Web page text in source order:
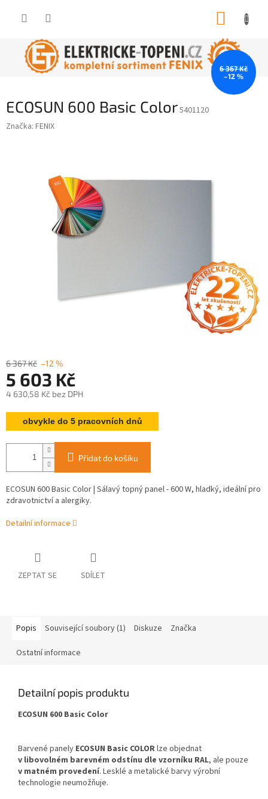
ECOSUN 600 Basic Color5401120
Značka: FENIX
6 367 Kč
–12 %
6 367 Kč –12 %
5 603 Kč
4 630,58 Kč bez DPH
Měrná
cena:obvykle do 5 pracovních dnů
Přidat do košíku
ECOSUN 600 Basic Color | Sálavý topný panel - 600 W, hladký, ideální pro
zdravotnictví a alergiky.
Detailní informace
ZEPTAT SE SDÍLET
Popis Související soubory (1) Diskuze Značka
Ostatní informace
Detailní popis produktu
ECOSUN 600 Basic Color
Barvené panely ECOSUN Basic COLORlze objednat
v libovolném barevném odstínu dle vzorníku RAL, ale pouze
v matném provedení. Lesklé a metalické barvy výrobní
technologie neumožňuje.